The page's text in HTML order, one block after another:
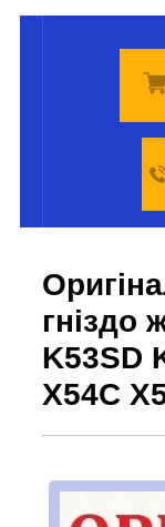
гніздо
K53SD
X54C